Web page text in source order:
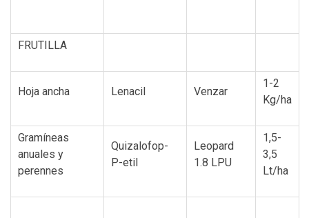
FRUTILLA
Hoja ancha Lenacil Venzar
1-2
Kg/ha
Gramíneas
anuales y
perennes
Quizalofop-
P-etil
Leopard
1.8 LPU
1,5-
3,5
Lt/ha